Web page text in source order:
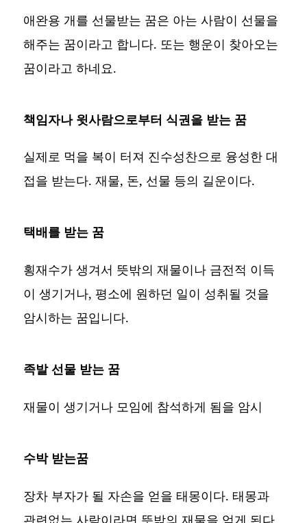
애완용 개를 선물받는 꿈은 아는 사람이 선물을
해주는 꿈이라고 합니다. 또는 행운이 찾아오는
꿈이라고 하네요.
책임자나 윗사람으로부터 식권을 받는 꿈
실제로 먹을 복이 터져 진수성찬으로 융성한 대
접을 받는다. 재물, 돈, 선물 등의 길운이다.
택배를 받는 꿈
횡재수가 생겨서 뜻밖의 재물이나 금전적 이득
이 생기거나, 평소에 원하던 일이 성취될 것을
암시하는 꿈입니다.
족발 선물 받는 꿈
재물이 생기거나 모임에 참석하게 됨을 암시
수박 받는꿈
장차 부자가 될 자손을 얻을 태몽이다. 태몽과